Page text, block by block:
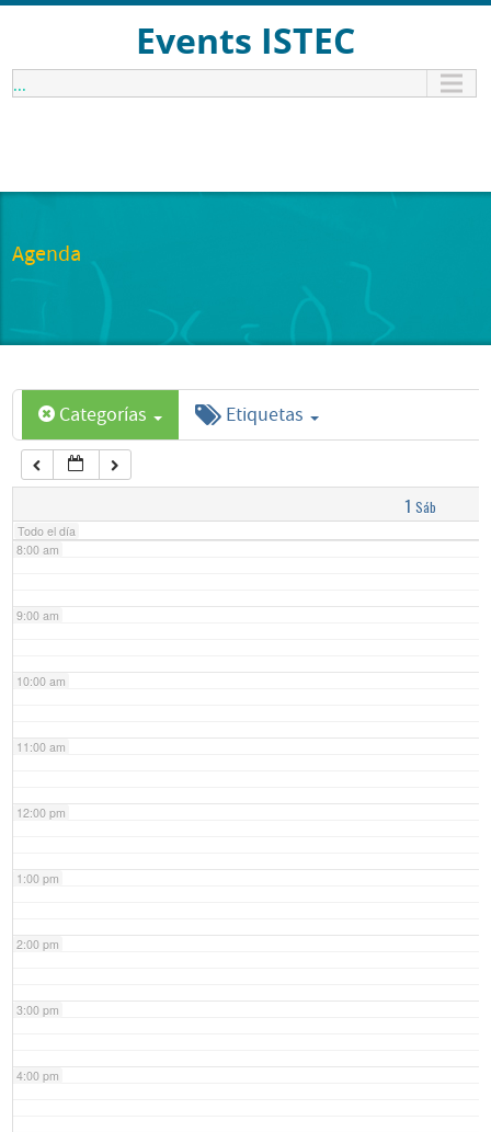
Events ISTEC
...
Agenda
Categorías Etiquetas
1 Sáb
Todo el día
1:00 am
6:00 am
7:00 am
8:00 am
9:00 am
10:00 am
11:00 am
12:00 pm
1:00 pm
2:00 pm
3:00 pm
4:00 pm